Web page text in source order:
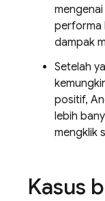
performa
dampak
Setelah
positif,
lebih
mengklik
Kasus